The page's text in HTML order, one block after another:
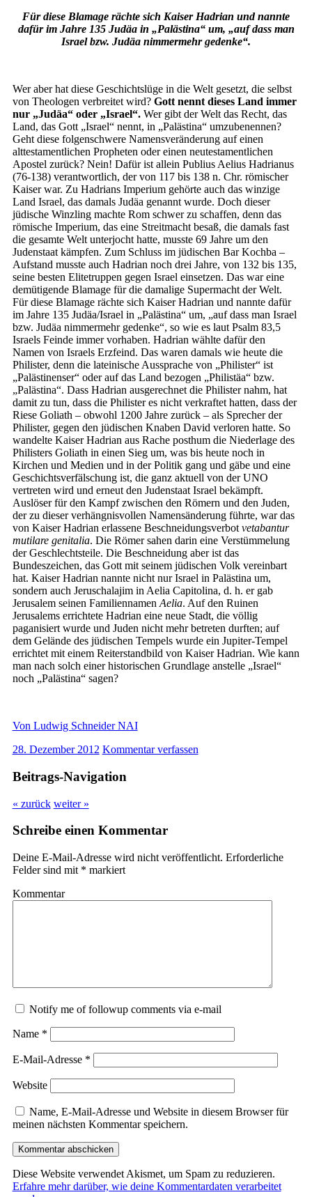
Für diese Blamage rächte sich Kaiser Hadrian und nannte
dafür im Jahre 135 Judäa in „Palästina“ um, „auf dass man
Israel bzw. Judäa nimmermehr gedenke“.
Wer aber hat diese Geschichtslüge in die Welt gesetzt, die selbst
von Theologen verbreitet wird? Gott nennt dieses Land immer
nur „Judäa“ oder „Israel“.Wer gibt der Welt das Recht, das
Land, das Gott „Israel“ nennt, in „Palästina“ umzubenennen?
Geht diese folgenschwere Namensveränderung auf einen
alttestamentlichen Propheten oder einen neutestamentlichen
Apostel zurück? Nein! Dafür ist allein Publius Aelius Hadrianus
(76-138) verantwortlich, der von 117 bis 138 n. Chr. römischer
Kaiser war. Zu Hadrians Imperium gehörte auch das winzige
Land Israel, das damals Judäa genannt wurde. Doch dieser
jüdische Winzling machte Rom schwer zu schaffen, denn das
römische Imperium, das eine Streitmacht besaß, die damals fast
die gesamte Welt unterjocht hatte, musste 69 Jahre um den
Judenstaat kämpfen. Zum Schluss im jüdischen Bar Kochba –
Aufstand musste auch Hadrian noch drei Jahre, von 132 bis 135,
seine besten Elitetruppen gegen Israel einsetzen. Das war eine
demütigende Blamage für die damalige Supermacht der Welt.
Für diese Blamage rächte sich Kaiser Hadrian und nannte dafür
im Jahre 135 Judäa/Israel in „Palästina“ um, „auf dass man Israel
bzw. Judäa nimmermehr gedenke“, so wie es laut Psalm 83,5
Israels Feinde immer vorhaben. Hadrian wählte dafür den
Namen von Israels Erzfeind. Das waren damals wie heute die
Philister, denn die lateinische Aussprache von „Philister“ ist
„Palästinenser“ oder auf das Land bezogen „Philistäa“ bzw.
„Palästina“. Dass Hadrian ausgerechnet die Philister nahm, hat
damit zu tun, dass die Philister es nicht verkraftet hatten, dass der
Riese Goliath – obwohl 1200 Jahre zurück – als Sprecher der
Philister, gegen den jüdischen Knaben David verloren hatte. So
wandelte Kaiser Hadrian aus Rache posthum die Niederlage des
Philisters Goliath in einen Sieg um, was bis heute noch in
Kirchen und Medien und in der Politik gang und gäbe und eine
Geschichtsverfälschung ist, die ganz aktuell von der UNO
vertreten wird und erneut den Judenstaat Israel bekämpft.
Auslöser für den Kampf zwischen den Römern und den Juden,
der zu dieser verhängnisvollen Namensänderung führte, war das
von Kaiser Hadrian erlassene Beschneidungsverbot vetabantur
mutilare genitalia. Die Römer sahen darin eine Verstümmelung
der Geschlechtsteile. Die Beschneidung aber ist das
Bundeszeichen, das Gott mit seinem jüdischen Volk vereinbart
hat. Kaiser Hadrian nannte nicht nur Israel in Palästina um,
sondern auch Jeruschalajim in Aelia Capitolina, d. h. er gab
Jerusalem seinen Familiennamen Aelia. Auf den Ruinen
Jerusalems errichtete Hadrian eine neue Stadt, die völlig
paganisiert wurde und Juden nicht mehr betreten durften; auf
dem Gelände des jüdischen Tempels wurde ein Jupiter-Tempel
errichtet mit einem Reiterstandbild von Kaiser Hadrian. Wie kann
man nach solch einer historischen Grundlage anstelle „Israel“
noch „Palästina“ sagen?
Von Ludwig Schneider NAI
28. Dezember 2012 Kommentar verfassen
Beitrags-Navigation
« zurück weiter »
Schreibe einen Kommentar
Deine E-Mail-Adresse wird nicht veröffentlicht. Erforderliche
Felder sind mit * markiert
Kommentar
Notify me of followup comments via e-mail
Name *
E-Mail-Adresse *
Website
Name, E-Mail-Adresse und Website in diesem Browser für
meinen nächsten Kommentar speichern.
Diese Website verwendet Akismet, um Spam zu reduzieren.
Erfahre mehr darüber, wie deine Kommentardaten verarbeitet